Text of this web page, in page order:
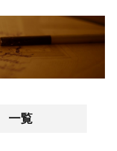
一覧